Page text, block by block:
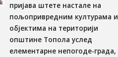
пријава штете настале на
пољопривредним културама и
објектима на територији
општине Топола услед
елементарне непогоде-града,